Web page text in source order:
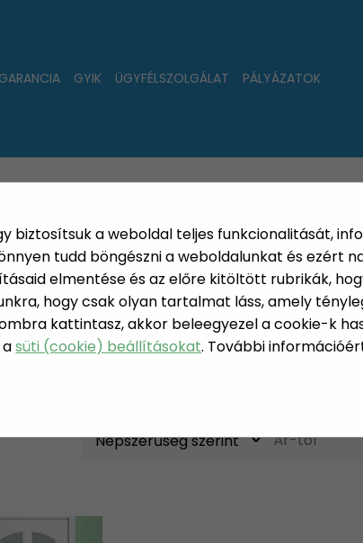
biztosítsuk a weboldal teljes funkcionalitását,
tudd böngészni a weboldalunkat és ezért
elmentése és az előre kitöltött rubrikák,
hogy csak olyan tartalmat láss, amely
kattintasz, akkor beleegyezel a cookie-k
asüti (cookie) beállításokat. További
GARANCIA GYIK ÜGYFÉLSZOLGÁLAT PÁLYÁZATOK
PÁRSZÁZAS